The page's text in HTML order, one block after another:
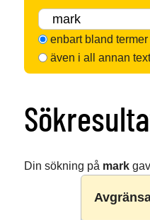
enbart bland termer
även i all annan text
Din sökning på markgav